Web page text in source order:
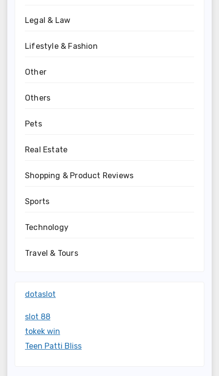
Legal & Law
Lifestyle & Fashion
Other
Others
Pets
Real Estate
Shopping & Product Reviews
Sports
Technology
Travel & Tours
dotaslot
slot 88
tokek win
Teen Patti Bliss